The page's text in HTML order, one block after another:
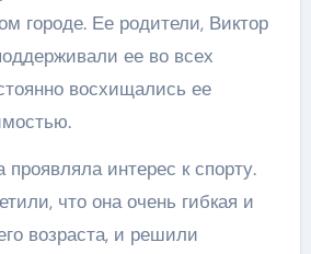
городе. Ее родители, Виктор
ее во всех
восхищались ее
проявляла интерес к спорту.
что она очень гибкая и
возраста, и решили